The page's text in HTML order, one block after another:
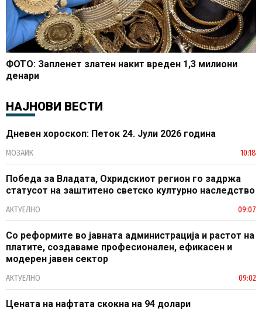
ФОТО: Запленет златен накит вреден 1,3 милиони
денари
НАЈНОВИ ВЕСТИ
Дневен хороскоп: Петок 24. Јули 2026 година
МОЗАИК 10:18
Победа за Владата, Охридскиот регион го задржа
статусот на заштитено светско културно наследство
АКТУЕЛНО 09:07
Со реформите во јавната администрација и растот на
платите, создаваме професионален, ефикасен и
модерен јавен сектор
АКТУЕЛНО 09:02
Цената на нафтата скокна на 94 долари